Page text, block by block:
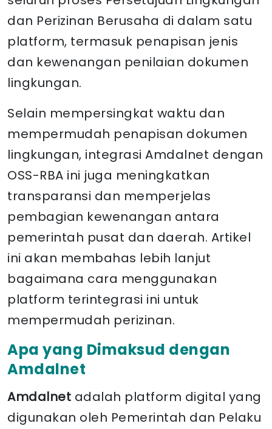
dan Perizinan Berusaha di dalam satu
platform, termasuk penapisan jenis
dan kewenangan penilaian dokumen
lingkungan.
Selain mempersingkat waktu dan
mempermudah penapisan dokumen
lingkungan, integrasi Amdalnet dengan
OSS-RBA ini juga meningkatkan
transparansi dan memperjelas
pembagian kewenangan antara
pemerintah pusat dan daerah. Artikel
ini akan membahas lebih lanjut
bagaimana cara menggunakan
platform terintegrasi ini untuk
mempermudah perizinan.
Apa yang Dimaksud dengan
Amdalnet
Amdalnet adalah platform digital yang
digunakan oleh Pemerintah dan Pelaku